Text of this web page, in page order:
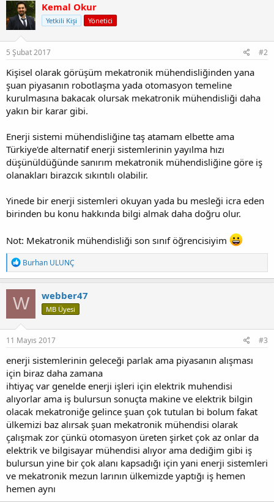
Kemal Okur
Yetkili Kişi Yönetici
5 Şubat 2017 #2
Kişisel olarak görüşüm mekatronik mühendisliğinden yana
şuan piyasanın robotlaşma yada otomasyon temeline
kurulmasına bakacak olursak mekatronik mühendisliği daha
yakın bir karar gibi.
Enerji sistemi mühendisliğine taş atamam elbette ama
Türkiye'de alternatif enerji sistemlerinin yayılma hızı
düşünüldüğünde sanırım mekatronik mühendisliğine göre iş
olanakları birazcık sıkıntılı olabilir.
Yinede bir enerji sistemleri okuyan yada bu mesleği icra eden
birinden bu konu hakkında bilgi almak daha doğru olur.
Not: Mekatronik mühendisliği son sınıf öğrencisiyim
T
e
p
k
i
l
e
r
:
Burhan ULUNÇ
W webber47
MB Üyesi
11 Mayıs 2017 #3
enerji sistemlerinin geleceği parlak ama piyasanın alışması
için biraz daha zamana
ihtiyaç var genelde enerji işleri için elektrik muhendisi
alıyorlar ama iş bulursun sonuçta makine ve elektrik bilgin
olacak mekatroniğe gelince şuan çok tutulan bi bolum fakat
ülkemizi baz alırsak şuan mekatronik mühendisi olarak
çalışmak zor çünkü otomasyon üreten şirket çok az onlar da
elektrik ve bilgisayar mühendisi alıyor ama dediğim gibi iş
bulursun yine bir çok alanı kapsadığı için yani enerji sistemleri
ve mekatronik mezun larının ülkemizde yaptığı iş hemen
hemen aynı